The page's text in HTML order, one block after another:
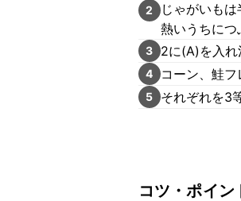
2
じゃがいも
熱いうちにつ
3 2に(A)を入れ
4 コーン、鮭フ
5 それぞれを3
コツ・ポイン